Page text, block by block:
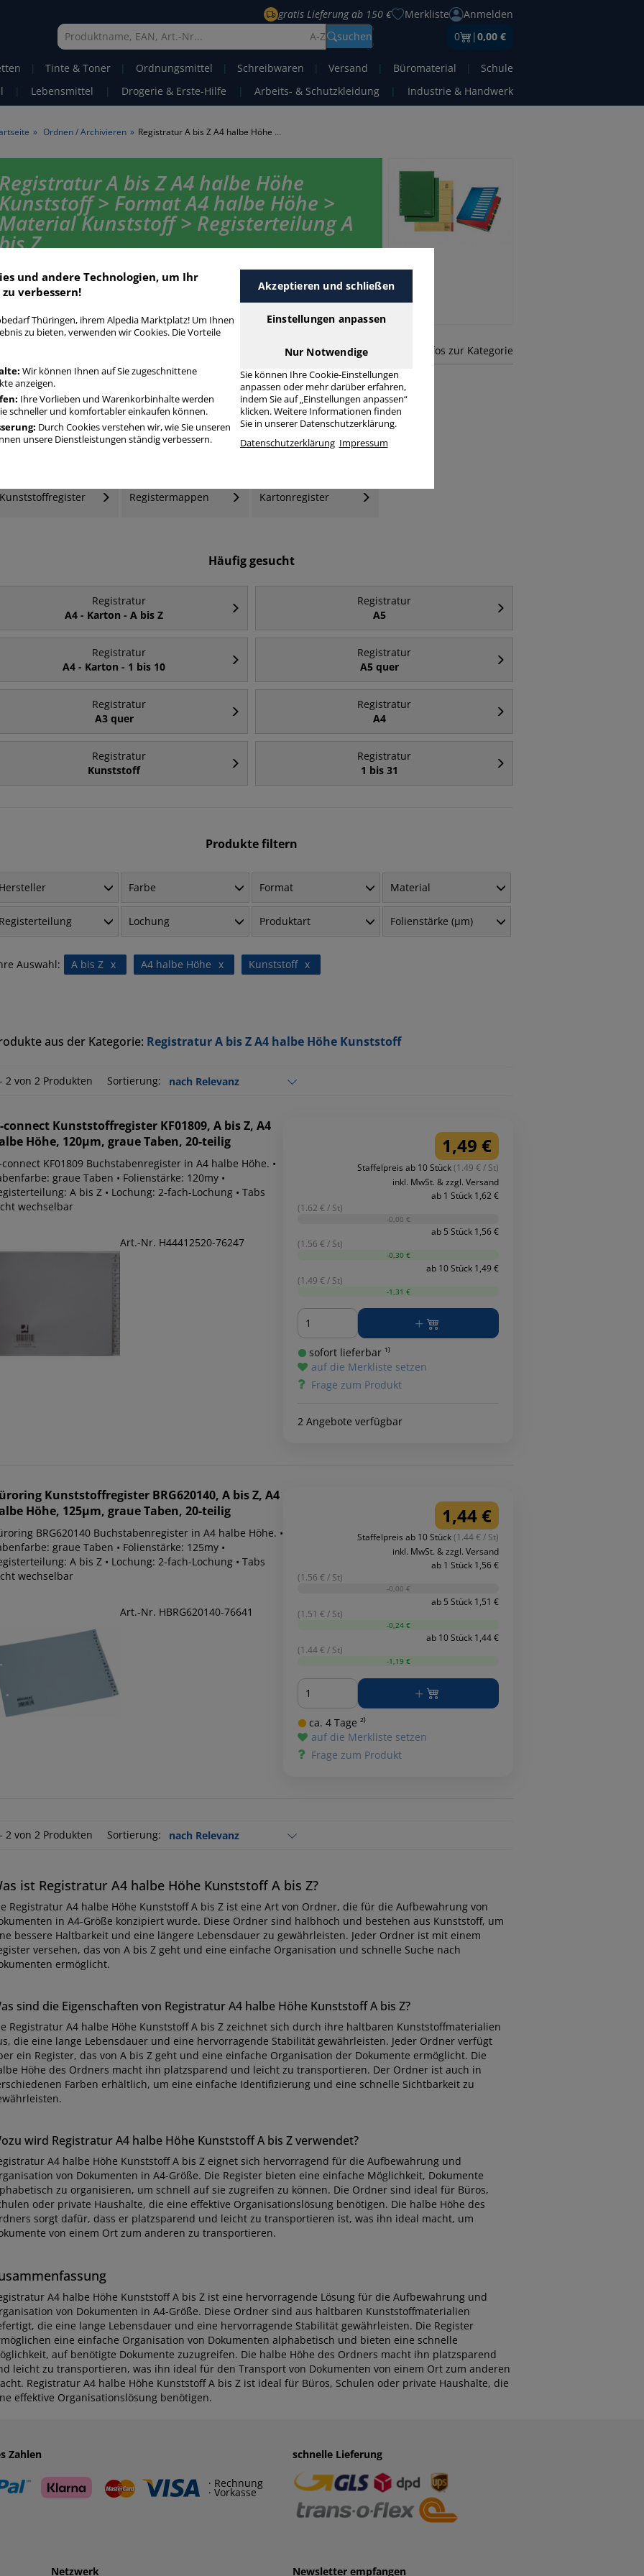
gratis Lieferung ab 150 € Merkliste
Anmelden
A-Z
suchen 0 |0,00 €
| Tinte & Toner | Ordnungsmittel | Schreibwaren | Versand | Büromaterial |
Schule
| Lebensmittel | Drogerie & Erste-Hilfe | Arbeits- & Schutzkleidung | Industrie & Handwerk
» Ordnen / Archivieren » Registratur A bis Z A4 halbe Höhe Kunststoff
Registratur A bis Z A4 halbe Höhe
Kunststoff > Format A4 halbe Höhe >
Material Kunststoff > Registerteilung A
Z
A4 halbe Höhe Kunststoff A bis Z in bester Qualität zum günstigen
Finden Sie schnell Registratur A4 halbe Höhe Kunststoff A bis Z mit unserer
mehr Infos zur Kategorie
Kunststoffregister Registermappen Kartonregister
Häufig gesucht
Registratur
A4 - Karton - A bis Z
Registratur
A5
Registratur
A4 - Karton - 1 bis 10
Registratur
A5 quer
Registratur
A3 quer
Registratur
A4
Registratur
Kunststoff
Registratur
1 bis 31
Produkte filtern
Hersteller Farbe Format Material
Registerteilung Lochung Produktart Folienstärke (µm)
Auswahl: x
A bis Z x
A4 halbe Höhe x
Kunststoff
aus der Kategorie: Registratur A bis Z A4 halbe Höhe Kunststoff
2 von 2 Produkten Sortierung:
connect Kunststoffregister KF01809, A bis Z, A4
Höhe, 120µm, graue Taben, 20-teilig
connect KF01809 Buchstabenregister in A4 halbe Höhe. •
graue Taben • Folienstärke: 120my •
A bis Z • Lochung: 2-fach-Lochung • Tabs
wechselbar
Art.-Nr. H44412520-76247
1,49 €
Staffelpreis ab 10 Stück(1.49 € / St)
inkl. MwSt. & zzgl. Versand
ab 1 Stück 1,62 €
(1.62 € / St)
-0,00 €
ab 5 Stück 1,56 €
(1.56 € / St)
-0,30 €
ab 10 Stück 1,49 €
(1.49 € / St)
-1,31 €
Menge
sofort lieferbar ¹⁾
auf die Merkliste setzen
Frage zum Produkt
2 Angebote verfügbar
Kunststoffregister BRG620140, A bis Z, A4
Höhe, 125µm, graue Taben, 20-teilig
BRG620140 Buchstabenregister in A4 halbe Höhe. •
graue Taben • Folienstärke: 125my •
A bis Z • Lochung: 2-fach-Lochung • Tabs
wechselbar
Art.-Nr. HBRG620140-76641
1,44 €
Staffelpreis ab 10 Stück(1.44 € / St)
inkl. MwSt. & zzgl. Versand
ab 1 Stück 1,56 €
(1.56 € / St)
-0,00 €
ab 5 Stück 1,51 €
(1.51 € / St)
-0,24 €
ab 10 Stück 1,44 €
(1.44 € / St)
-1,19 €
Menge
ca. 4 Tage ²⁾
auf die Merkliste setzen
Frage zum Produkt
2 von 2 Produkten Sortierung:
ist Registratur A4 halbe Höhe Kunststoff A bis Z?
Registratur A4 halbe Höhe Kunststoff A bis Z ist eine Art von Ordner, die für die Aufbewahrung von
in A4-Größe konzipiert wurde. Diese Ordner sind halbhoch und bestehen aus Kunststoff, um
bessere Haltbarkeit und eine längere Lebensdauer zu gewährleisten. Jeder Ordner ist mit einem
versehen, das von A bis Z geht und eine einfache Organisation und schnelle Suche nach
ermöglicht.
sind die Eigenschaften von Registratur A4 halbe Höhe Kunststoff A bis Z?
Registratur A4 halbe Höhe Kunststoff A bis Z zeichnet sich durch ihre haltbaren Kunststoffmaterialien
die eine lange Lebensdauer und eine hervorragende Stabilität gewährleisten. Jeder Ordner verfügt
ein Register, das von A bis Z geht und eine einfache Organisation der Dokumente ermöglicht. Die
Höhe des Ordners macht ihn platzsparend und leicht zu transportieren. Der Ordner ist auch in
Farben erhältlich, um eine einfache Identifizierung und eine schnelle Sichtbarkeit zu
wird Registratur A4 halbe Höhe Kunststoff A bis Z verwendet?
A4 halbe Höhe Kunststoff A bis Z eignet sich hervorragend für die Aufbewahrung und
von Dokumenten in A4-Größe. Die Register bieten eine einfache Möglichkeit, Dokumente
zu organisieren, um schnell auf sie zugreifen zu können. Die Ordner sind ideal für Büros,
oder private Haushalte, die eine effektive Organisationslösung benötigen. Die halbe Höhe des
sorgt dafür, dass er platzsparend und leicht zu transportieren ist, was ihn ideal macht, um
von einem Ort zum anderen zu transportieren.
A4 halbe Höhe Kunststoff A bis Z ist eine hervorragende Lösung für die Aufbewahrung und
von Dokumenten in A4-Größe. Diese Ordner sind aus haltbaren Kunststoffmaterialien
die eine lange Lebensdauer und eine hervorragende Stabilität gewährleisten. Die Register
eine einfache Organisation von Dokumenten alphabetisch und bieten eine schnelle
auf benötigte Dokumente zuzugreifen. Die halbe Höhe des Ordners macht ihn platzsparend
leicht zu transportieren, was ihn ideal für den Transport von Dokumenten von einem Ort zum anderen
Registratur A4 halbe Höhe Kunststoff A bis Z ist ideal für Büros, Schulen oder private Haushalte, die
effektive Organisationslösung benötigen.
und andere Technologien, um Ihr
verbessern!
Thüringen, ihrem Alpedia Marktplatz! Um Ihnen
zu bieten, verwenden wir Cookies. Die Vorteile
Wir können Ihnen auf Sie zugeschnittene
anzeigen.
Ihre Vorlieben und Warenkorbinhalte werden
schneller und komfortabler einkaufen können.
Durch Cookies verstehen wir, wie Sie unseren
unsere Dienstleistungen ständig verbessern.
Akzeptieren und schließen
Einstellungen anpassen
Nur Notwendige
Sie können Ihre Cookie-Einstellungen
anpassen oder mehr darüber erfahren,
indem Sie auf „Einstellungen anpassen“
klicken. Weitere Informationen finden
Sie in unserer Datenschutzerklärung.
Datenschutzerklärung Impressum
Zahlen
· Rechnung
· Vorkasse
schnelle Lieferung
Netzwerk Newsletter empfangen